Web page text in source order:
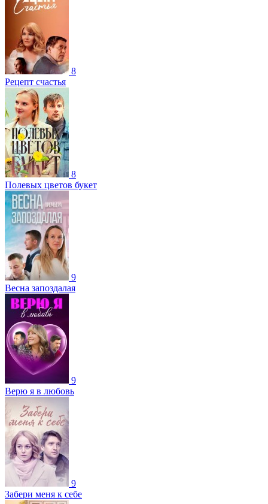
8
Рецепт счастья
8
Полевых цветов букет
9
Весна запоздалая
9
Верю я в любовь
9
Забери меня к себе